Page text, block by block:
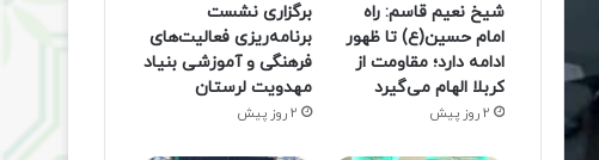
شیخ نعیم قاسم: راه
امام حسین(ع) تا ظهور
ادامه دارد؛ مقاومت از
کربلا الهام می‌گیرد
2 روز پیش
برگزاری نشست
برنامه‌ریزی فعالیت‌های
فرهنگی و آموزشی بنیاد
مهدویت لرستان
2 روز پیش